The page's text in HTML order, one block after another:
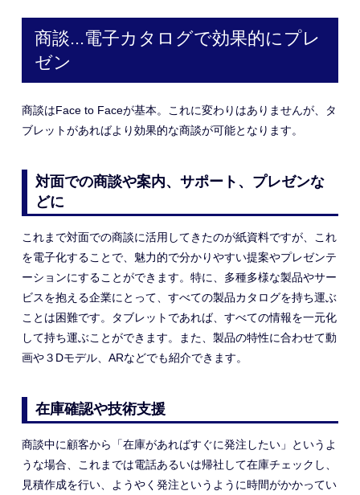
商談...電子カタログで効果的にプレ
ゼン
商談はFace to Faceが基本。これに変わりはありませんが、タ
ブレットがあればより効果的な商談が可能となります。
対面での商談や案内、サポート、プレゼンな
どに
これまで対面での商談に活用してきたのが紙資料ですが、これ
を電子化することで、魅力的で分かりやすい提案やプレゼンテ
ーションにすることができます。特に、多種多様な製品やサー
ビスを抱える企業にとって、すべての製品カタログを持ち運ぶ
ことは困難です。タブレットであれば、すべての情報を一元化
して持ち運ぶことができます。また、製品の特性に合わせて動
画や３Dモデル、ARなどでも紹介できます。
在庫確認や技術支援
商談中に顧客から「在庫があればすぐに発注したい」というよ
うな場合、これまでは電話あるいは帰社して在庫チェックし、
見積作成を行い、ようやく発注というように時間がかかってい